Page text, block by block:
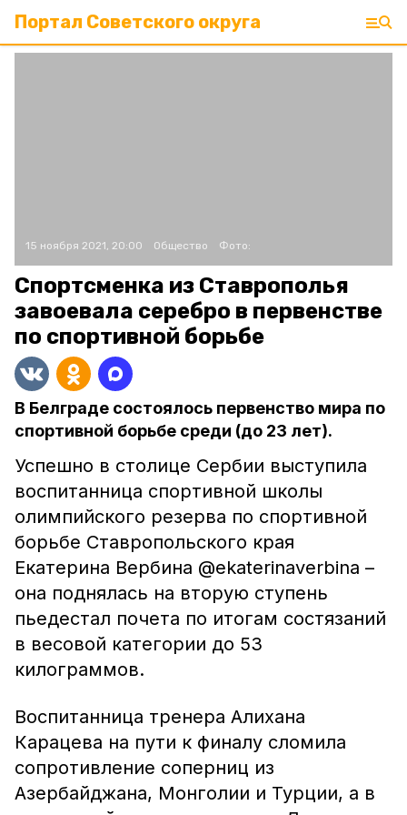
Портал Советского округа
15 ноября 2021, 20:00 Общество Фото:
Спортсменка из Ставрополья
завоевала серебро в первенстве
по спортивной борьбе
В Белграде состоялось первенство мира по
спортивной борьбе среди (до 23 лет).
Успешно в столице Сербии выступила
воспитанница спортивной школы
олимпийского резерва по спортивной
борьбе Ставропольского края
Екатерина Вербина @ekaterinaverbina –
она поднялась на вторую ступень
пьедестал почета по итогам состязаний
в весовой категории до 53
килограммов.
Воспитанница тренера Алихана
Карацева на пути к финалу сломила
сопротивление соперниц из
Азербайджана, Монголии и Турции, а в